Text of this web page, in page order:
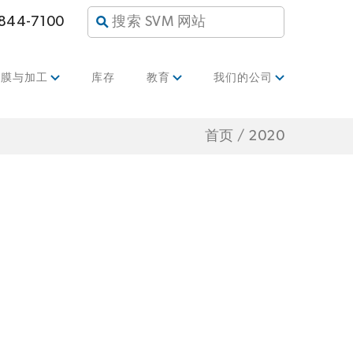
7100
与加工 库存 教育 我们的公司
首页 / 2020